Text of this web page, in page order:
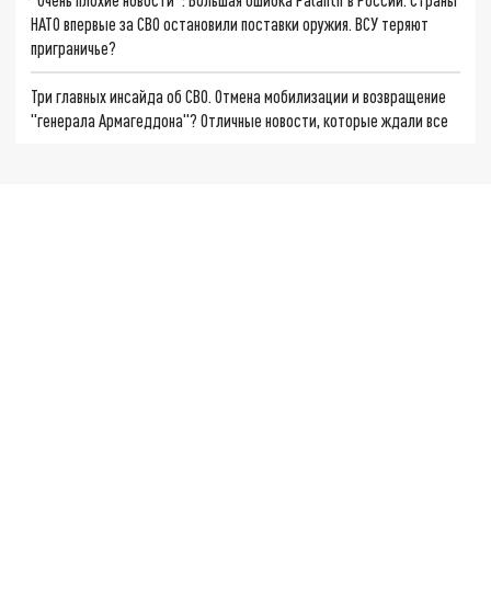
НАТО впервые за СВО остановили поставки оружия. ВСУ теряют
приграничье?
Три главных инсайда об СВО. Отмена мобилизации и возвращение
"генерала Армагеддона"? Отличные новости, которые ждали все